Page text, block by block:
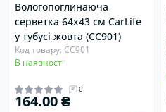
Вологопоглинаюча
серветка 64х43 см CarLife
у тубусі жовта (CC901)
Код товару: CC901
В наявності
0
164.00 ₴